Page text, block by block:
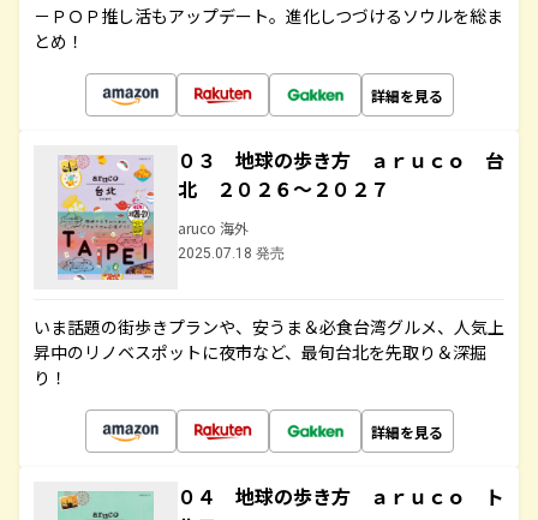
－ＰＯＰ推し活もアップデート。進化しつづけるソウルを総ま
とめ！
詳細を見る
０３ 地球の歩き方 ａｒｕｃｏ 台
北 ２０２６～２０２７
aruco 海外
2025.07.18 発売
いま話題の街歩きプランや、安うま＆必食台湾グルメ、人気上
昇中のリノベスポットに夜市など、最旬台北を先取り＆深掘
り！
詳細を見る
０４ 地球の歩き方 ａｒｕｃｏ ト